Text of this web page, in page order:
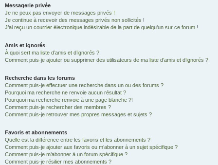
Messagerie privée
Je ne peux pas envoyer de messages privés !
Je continue à recevoir des messages privés non sollicités !
J’ai reçu un courrier électronique indésirable de la part de quelqu’un sur ce forum !
Amis et ignorés
À quoi sert ma liste d’amis et d’ignorés ?
Comment puis-je ajouter ou supprimer des utilisateurs de ma liste d’amis et d’ignorés ?
Recherche dans les forums
Comment puis-je effectuer une recherche dans un ou des forums ?
Pourquoi ma recherche ne renvoie aucun résultat ?
Pourquoi ma recherche renvoie à une page blanche ?!
Comment puis-je rechercher des membres ?
Comment puis-je retrouver mes propres messages et sujets ?
Favoris et abonnements
Quelle est la différence entre les favoris et les abonnements ?
Comment puis-je ajouter aux favoris ou m’abonner à un sujet spécifique ?
Comment puis-je m’abonner à un forum spécifique ?
Comment puis-je résilier mes abonnements ?